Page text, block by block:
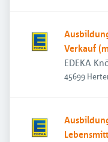
Verkauf
EDEKA
45699